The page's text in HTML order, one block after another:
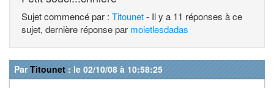
Sujet commencé par : Titounet- Il y a 11 réponses à ce
sujet, dernière réponse par moietlesdadas
ParTitounet : le 02/10/08 à 10:58:25